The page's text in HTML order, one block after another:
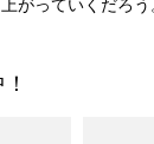
がっていくだろう